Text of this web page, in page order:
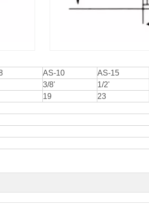
AS-10 AS-15
3/8' 1/2'
19 23